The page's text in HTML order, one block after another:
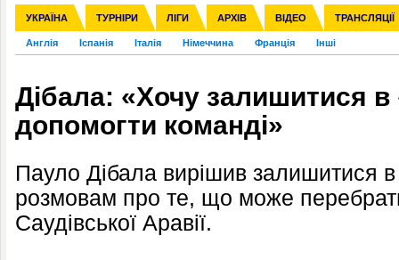
УКРАЇНА ТУРНІРИ ЛІГИ АРХІВ ВІДЕО ТРАНСЛЯЦІЇ
Збірна Прем'єр-ліга Перша ліга Друга ліга Кубок України
Ліга чемпіонів Ліга Європи Міжнародні Ліга націй Ліга
Англія Іспанія Італія Німеччина Франція Інші
ЧС-2014 ЄВРО-2016 Росія Кубок конфедерацій ЧЄ-2015 (U-
Гарячі теми УПЛ, 2-й тур ВІЙНА УПЛ-ПЕРЕХОДИ
Дібала: «Хочу залишитися
допомогти команді»
Пауло Дібала вирішив залишитися
розмовам про те, що може
Саудівської Аравії.